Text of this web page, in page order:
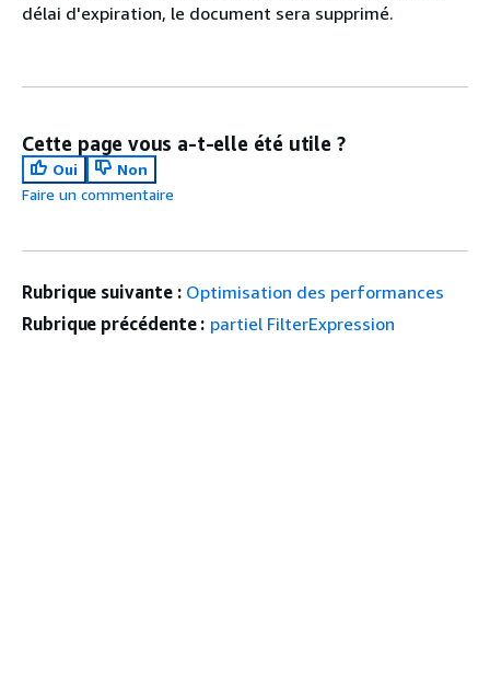
délai d'expiration, le document sera supprimé.
Cette page vous a-t-elle été utile ?
Oui
Non
Faire un commentaire
Rubrique suivante : Optimisation des performances
Rubrique précédente : partiel FilterExpression